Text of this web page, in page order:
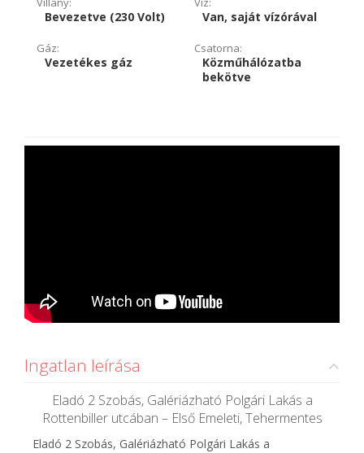
Bevezetve (230 Volt) Van, saját vízórával
Gáz:
Vezetékes gáz
Csatorna:
Közműhálózatba
bekötve
Ingatlan leírása
Eladó 2 Szobás, Galériázható Polgári Lakás a
Rottenbiller utcában – Első Emeleti, Tehermentes
Eladó 2 Szobás, Galériázható Polgári Lakás a